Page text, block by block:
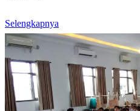
Selengkapnya